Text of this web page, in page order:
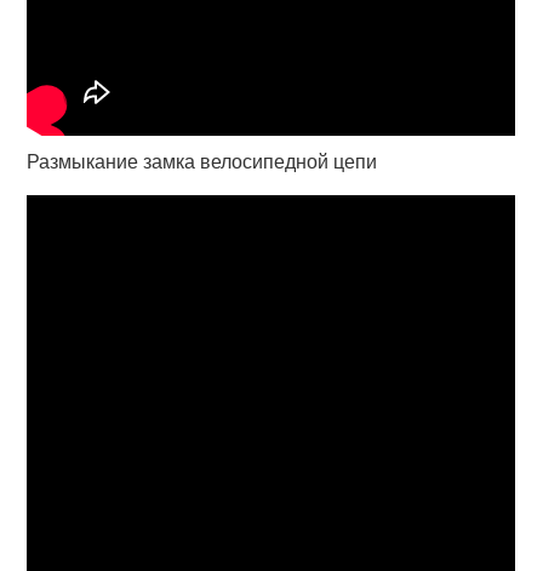
Размыкание замка велосипедной цепи